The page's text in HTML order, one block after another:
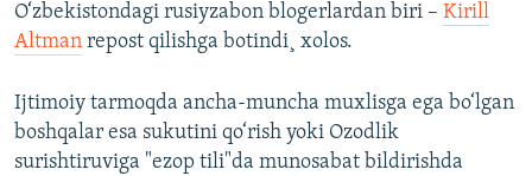
O‘zbekistondagi rusiyzabon blogerlardan biri – Kirill
Altman repost qilishga botindi¸ xolos.
Ijtimoiy tarmoqda ancha-muncha muxlisga ega bo‘lgan
boshqalar esa sukutini qo‘rish yoki Ozodlik
surishtiruviga "ezop tili"da munosabat bildirishda